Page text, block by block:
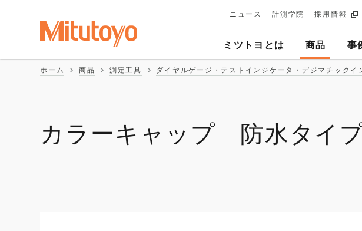
Secondary
Navigation
ミツトヨとは 商品 事
メ
イ
ン
ビ
ゲ
ニュース 計測学院 採用情報
ホーム 商品 測定工具 ダイヤルゲージ・テストインジケータ・デジマチックイ
カラーキャップ 防水タイ